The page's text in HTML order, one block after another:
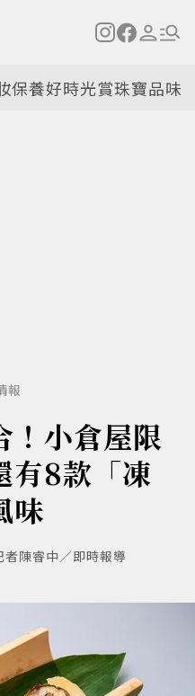
保養好時光賞珠寶品味
報
！小倉屋限
8款「凍
味
者陳睿中／即時報導